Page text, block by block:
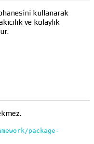
kullanarak
ve kolaylık
package-